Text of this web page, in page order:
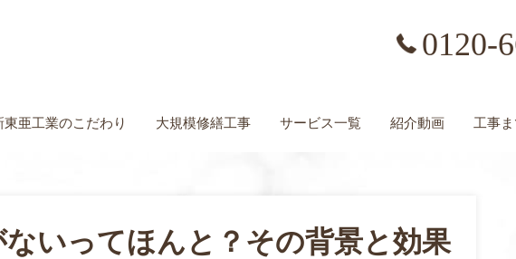
東亜工業のこだわり 大規模修繕工事 サービス一覧 紹介動画 工事
0120-
いってほんと？その背景と効果